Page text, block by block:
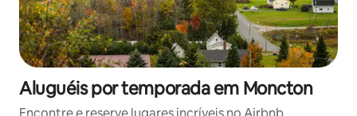
Aluguéis por temporada em Moncton